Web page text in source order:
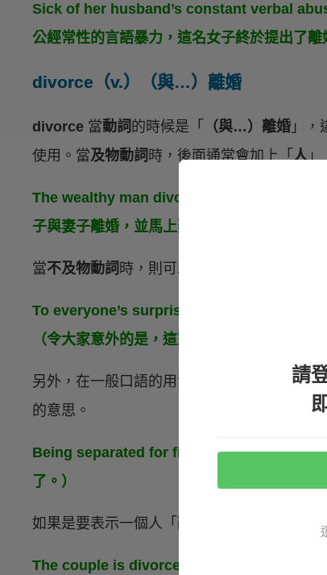
Sick of her husband’s constant verbal
公經常性的言語暴力，這名女子終於提出了離
divorce（v.）（與…）離婚
divorce 當動詞 的時候是「 （與…）離婚 」，
使用。當及物動詞 時，後面通常會加上「人」
The wealthy man divorced his wife and
子與妻子離婚，並馬上娶了一位嫩模。）
當不及物動詞 時，則可以直接說：
To everyone’s surprise, the model couple
（令大家意外的是，這對模範夫婦只結婚三個
另外，在一般口語的用法中，也可以用 get +
的意思。
Being separated for five years, they finally
了。）
如果是要表示一個人「 離婚的狀態 」，就會用
The couple is divorced.（這對夫妻離婚了。
請